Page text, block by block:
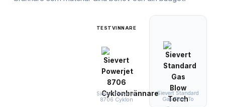
TESTVINNARE
Sievert Powerjet
8706 Cyklon
Sievert Standard
Gas Blow To